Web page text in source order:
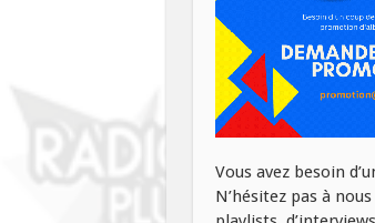
Vous avez besoin
N’hésitez pas à